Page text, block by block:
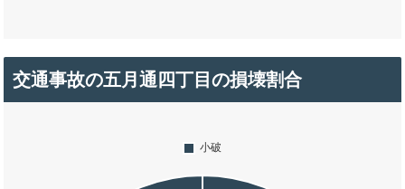
交通事故の五月通四丁目の損壊割合